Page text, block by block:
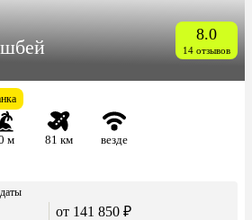
8.0
14 отзывов
м 81 км везде
от 141 850 ₽